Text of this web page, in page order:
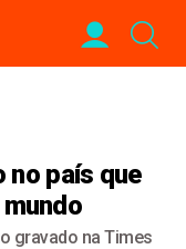
no país que
gravado na Times